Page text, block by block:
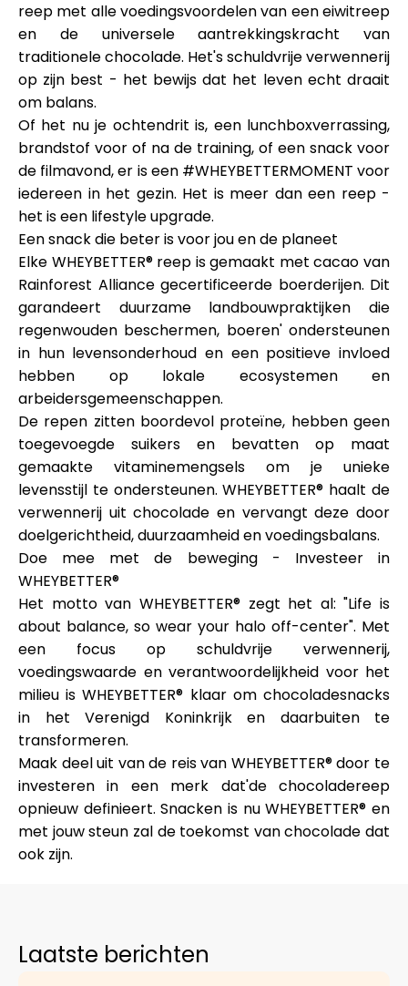
Mijn Account
Financiering krijgen
ask@scrambleup.com
+372 712 2955
reep met alle voedingsvoordelen van een eiwitreep
en de universele aantrekkingskracht van
traditionele chocolade. Het's schuldvrije verwennerij
op zijn best - het bewijs dat het leven echt draait
om balans.
Of het nu je ochtendrit is, een lunchboxverrassing,
brandstof voor of na de training, of een snack voor
de filmavond, er is een #WHEYBETTERMOMENT voor
iedereen in het gezin. Het is meer dan een reep -
het is een lifestyle upgrade.
Een snack die beter is voor jou en de planeet
Elke WHEYBETTER® reep is gemaakt met cacao van
Rainforest Alliance gecertificeerde boerderijen. Dit
garandeert duurzame landbouwpraktijken die
regenwouden beschermen, boeren' ondersteunen
in hun levensonderhoud en een positieve invloed
hebben op lokale ecosystemen en
arbeidersgemeenschappen.
De repen zitten boordevol proteïne, hebben geen
toegevoegde suikers en bevatten op maat
gemaakte vitaminemengsels om je unieke
levensstijl te ondersteunen. WHEYBETTER® haalt de
verwennerij uit chocolade en vervangt deze door
doelgerichtheid, duurzaamheid en voedingsbalans.
Doe mee met de beweging - Investeer in
WHEYBETTER®
Het motto van WHEYBETTER® zegt het al: "Life is
about balance, so wear your halo off-center". Met
een focus op schuldvrije verwennerij,
voedingswaarde en verantwoordelijkheid voor het
milieu is WHEYBETTER® klaar om chocoladesnacks
in het Verenigd Koninkrijk en daarbuiten te
transformeren.
Maak deel uit van de reis van WHEYBETTER® door te
investeren in een merk dat'de chocoladereep
opnieuw definieert. Snacken is nu WHEYBETTER® en
met jouw steun zal de toekomst van chocolade dat
ook zijn.
Laatste berichten